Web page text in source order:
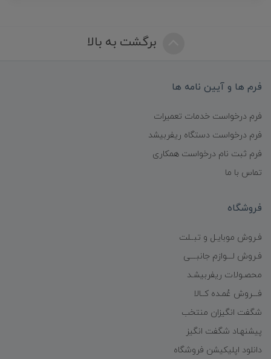
برگشت به بالا
فرم ها و آیین نامه ها
فرم درخواست خدمات تعمیرات
فرم درخواست دستگاه ریفربیشد
فرم ثبت نام درخواست همکاری
تماس با ما
فروشگاه
فـروش موبایـل و تبــلت
فـروش لـــوازم جانبـــی
محصـولات ریفربیشـد
فـــروش عُمـده کــالا
شگفت انگیزان منتخب
پیشنهـاد شگفت انگیز
دانلود اپلیکیشن فروشگاه